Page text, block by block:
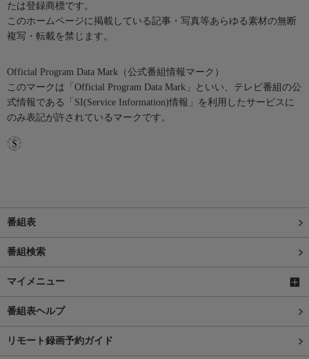
たは登録商標です。
このホームページに掲載している記事・写真等あらゆる素材の無断
複写・転載を禁じます。
Official Program Data Mark（公式番組情報マーク）
このマークは「Official Program Data Mark」といい、テレビ番組の公
式情報である「SI(Service Information)情報」を利用したサービスに
のみ表記が許されているマークです。
番組表
番組検索
マイメニュー
番組表ヘルプ
リモート録画予約ガイド